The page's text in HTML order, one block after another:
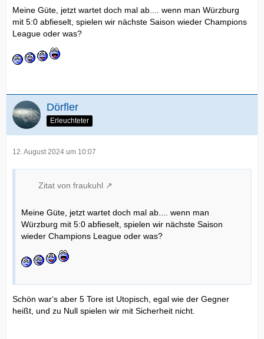
Meine Güte, jetzt wartet doch mal ab.... wenn man Würzburg
mit 5:0 abfieselt, spielen wir nächste Saison wieder Champions
League oder was?
Dörfler
Erleuchteter
12. August 2024 um 10:07
Zitat von fraukuhl
Meine Güte, jetzt wartet doch mal ab.... wenn man
Würzburg mit 5:0 abfieselt, spielen wir nächste Saison
wieder Champions League oder was?
Schön war‘s aber 5 Tore ist Utopisch, egal wie der Gegner
heißt, und zu Null spielen wir mit Sicherheit nicht.